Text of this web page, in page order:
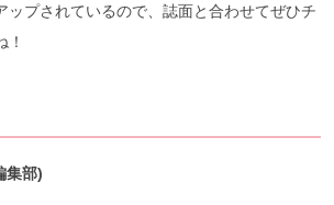
ップされているので、誌面と合わせてぜひチ
！
集部)